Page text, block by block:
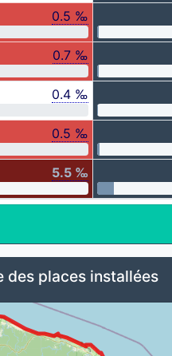
0.5 ‰
0.7 ‰
0.4 ‰
0.5 ‰
5.5 ‰
des places installées